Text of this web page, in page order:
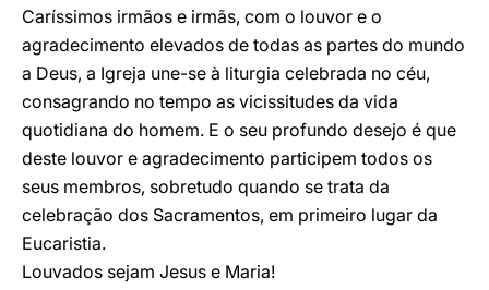
Caríssimos irmãos e irmãs, com o louvor e o
agradecimento elevados de todas as partes do mundo
a Deus, a Igreja une-se à liturgia celebrada no céu,
consagrando no tempo as vicissitudes da vida
quotidiana do homem. E o seu profundo desejo é que
deste louvor e agradecimento participem todos os
seus membros, sobretudo quando se trata da
celebração dos Sacramentos, em primeiro lugar da
Eucaristia.
Louvados sejam Jesus e Maria!